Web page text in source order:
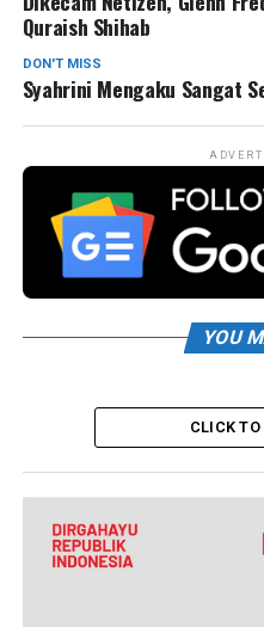
Quraish Shihab
DON'T MISS
Syahrini Mengaku Sangat
YOU
CLICK